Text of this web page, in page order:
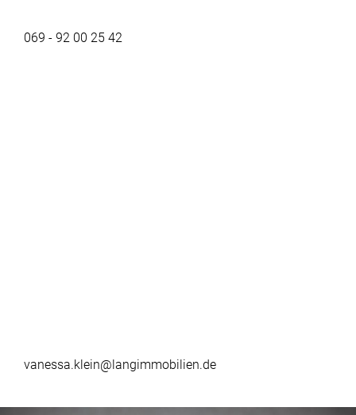
069 - 92 00 25 42
vanessa.klein@langimmobilien.de